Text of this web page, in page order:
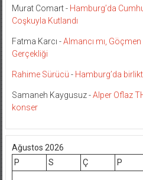
Murat Comart- Hamburg’da
Coşkuyla Kutlandı
Fatma Karcı -Almancı mı,
Gerçekliği
Rahime Sürücü - Hamburg’da
Samaneh Kaygusuz-Alper Oflaz
konser
Ağustos 2026
P
S Ç P